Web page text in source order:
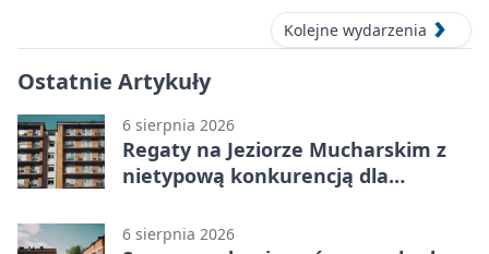
Kolejne wydarzenia
Ostatnie Artykuły
6 sierpnia 2026
Regaty na Jeziorze Mucharskim z
nietypową konkurencją dla
6 sierpnia 2026